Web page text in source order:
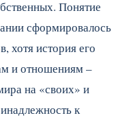
Понятие
сформировалось
хотя история его
и отношениям –
на «своих» и
к